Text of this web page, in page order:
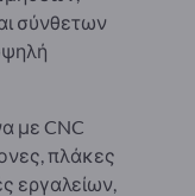
σύνθετων
με CNC
πλάκες
εργαλείων,